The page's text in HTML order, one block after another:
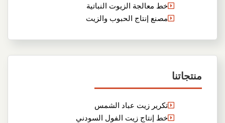
خط معالجة الزيوت النباتية
مصنع إنتاج الحبوب والزيت
منتجاتنا
تكرير زيت عباد الشمس
خط إنتاج زيت الفول السودني